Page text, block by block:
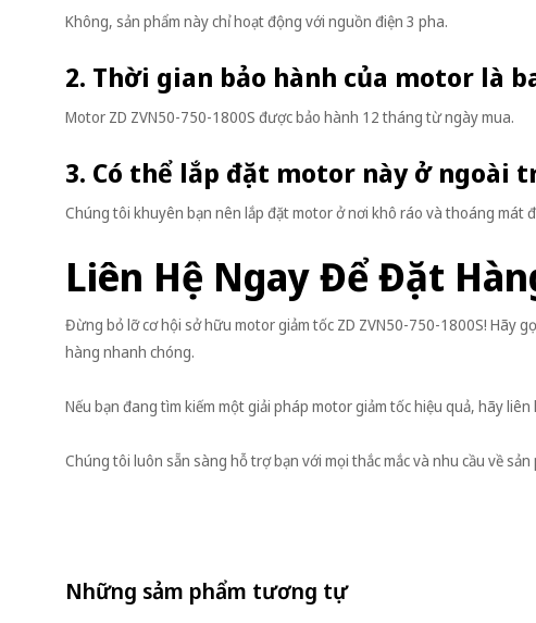
Không, sản phẩm này chỉ hoạt động với nguồn điện 3 pha.
2. Thời gian bảo hành của motor là
Motor ZD ZVN50-750-1800S được bảo hành 12 tháng từ ngày mua.
3. Có thể lắp đặt motor này ở ngoài
Chúng tôi khuyên bạn nên lắp đặt motor ở nơi khô ráo và thoáng mát
Liên Hệ Ngay Để Đặt
Đừng bỏ lỡ cơ hội sở hữu motor giảm tốc ZD ZVN50-750-1800S! Hãy
hàng nhanh chóng.
Nếu bạn đang tìm kiếm một giải pháp motor giảm tốc hiệu quả, hãy
Chúng tôi luôn sẵn sàng hỗ trợ bạn với mọi thắc mắc và nhu cầu về
Những sảm phẩm tương tự